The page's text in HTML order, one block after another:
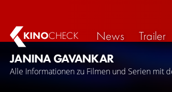
KINOCHECK News Trailer
JANINA GAVANKAR
Alle Informationen zu Filmen und Serien mit